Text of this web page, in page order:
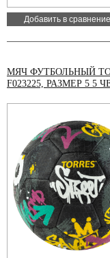
Добавить в сравнение
МЯЧ ФУТБОЛЬНЫЙ
F023225, РАЗМЕР 5 5